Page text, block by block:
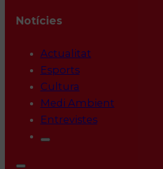
Notícies
Actualitat
Esports
Cultura
Medi Ambient
Entrevistes